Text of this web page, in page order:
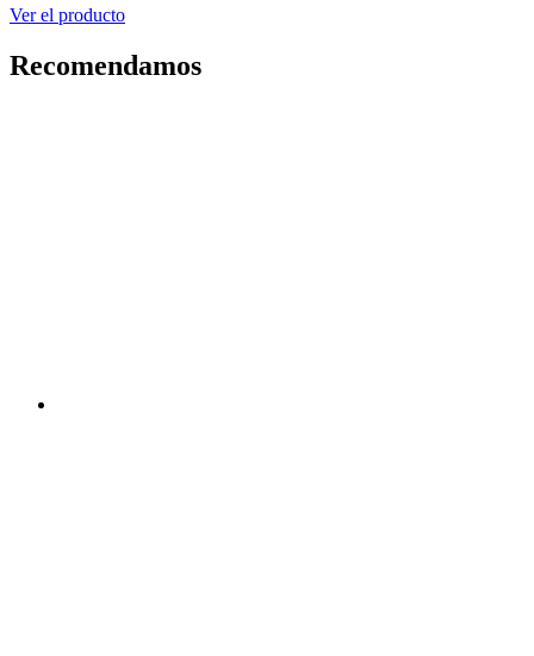
Ver el producto
Recomendamos